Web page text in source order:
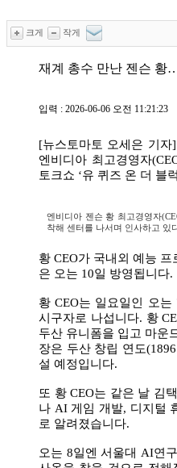
크게 작게
재계 총수 만난 젠슨 황
입력 : 2026-06-06 오전 11:21:23
[뉴스토마토 오세은 기
엔비디아 최고경영자
토크쇼 ‘유 퀴즈 온 더 블
엔비디아 젠슨 황 최고경영자
착해 센터를 나서며 인사하고 있
황 CEO가 국내외 예능
은 오는 10일 방영됩니다.
황 CEO는 일요일인 오
시구자로 나섭니다. 황
두산 유니폼을 입고 마운
장은 두산 창립 연도
설 예정입니다.
또 황 CEO는 같은 날 김
나 AI 게임 개발, 디지털
로 알려졌습니다.
오는 8일엔 서울대 AI연